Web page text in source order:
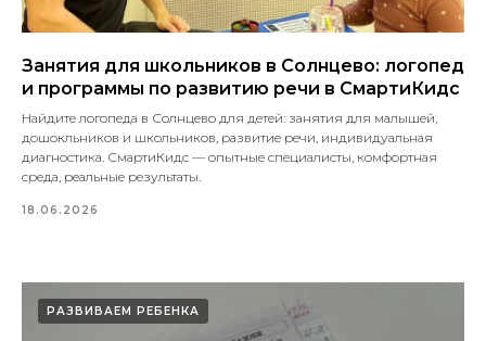
Занятия для школьников в Солнцево: логопед
и программы по развитию речи в СмартиКидс
Найдите логопеда в Солнцево для детей: занятия для малышей,
дошокльников и школьников, развитие речи, индивидуальная
диагностика. СмартиКидс — опытные специалисты, комфортная
среда, реальные результаты.
18.06.2026
РАЗВИВАЕМ РЕБЕНКА